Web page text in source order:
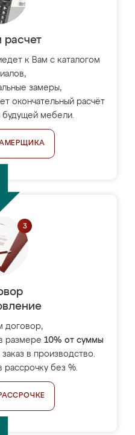
расчет
к Вам с каталогом
замеры,
окончательный расчёт
мебели.
договор,
размере 10% от суммы
в производство.
рассрочку без %.